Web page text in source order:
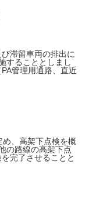
滞留車両の排出に
することとしまし
管理用通路、直近
、高架下点検を概
の路線の高架下点
完了させることと